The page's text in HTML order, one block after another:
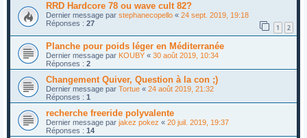
RRD Hardcore 78 ou wave cult 82?
Dernier message par stephanecopello « 24 sept. 2019, 19:18
Réponses : 27 1 2
Planche pour poids léger en Méditerranée
Dernier message par KOUBY « 30 août 2019, 10:34
Réponses : 2
Changement Quiver, Question à la con ;)
Dernier message par Tortue « 24 août 2019, 21:32
Réponses : 1
recherche freeride polyvalente
Dernier message par jakez pokez « 20 juil. 2019, 19:37
Réponses : 14